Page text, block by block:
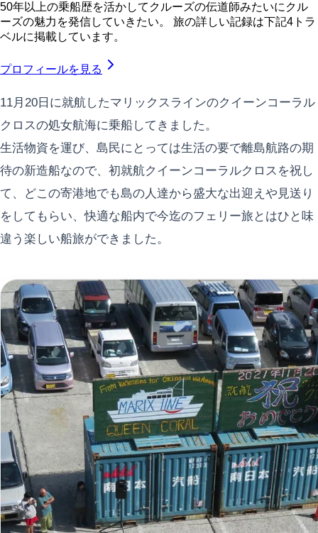
50年以上の乗船歴を活かしてクルーズの伝道師みたいにクル
ーズの魅力を発信していきたい。 旅の詳しい記録は下記4トラ
ベルに掲載しています。
プロフィールを見る
11月20日に就航したマリックスラインのクイーンコーラル
クロスの処女航海に乗船してきました。
生活物資を運び、島民にとっては生活の要で離島航路の期
待の新造船なので、初就航クイーンコーラルクロスを祝し
て、どこの寄港地でも島の人達から盛大な出迎えや見送り
をしてもらい、快適な船内で今迄のフェリー旅とはひと味
違う楽しい船旅ができました。